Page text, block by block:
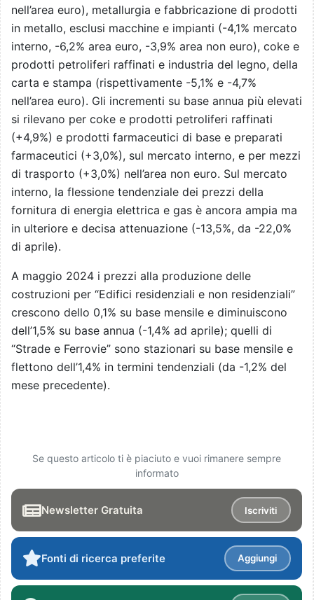
nell’area euro), metallurgia e fabbricazione di prodotti
in metallo, esclusi macchine e impianti (-4,1% mercato
interno, -6,2% area euro, -3,9% area non euro), coke e
prodotti petroliferi raffinati e industria del legno, della
carta e stampa (rispettivamente -5,1% e -4,7%
nell’area euro). Gli incrementi su base annua più elevati
si rilevano per coke e prodotti petroliferi raffinati
(+4,9%) e prodotti farmaceutici di base e preparati
farmaceutici (+3,0%), sul mercato interno, e per mezzi
di trasporto (+3,0%) nell’area non euro. Sul mercato
interno, la flessione tendenziale dei prezzi della
fornitura di energia elettrica e gas è ancora ampia ma
in ulteriore e decisa attenuazione (-13,5%, da -22,0%
di aprile).
A maggio 2024 i prezzi alla produzione delle
costruzioni per “Edifici residenziali e non residenziali”
crescono dello 0,1% su base mensile e diminuiscono
dell’1,5% su base annua (-1,4% ad aprile); quelli di
“Strade e Ferrovie” sono stazionari su base mensile e
flettono dell’1,4% in termini tendenziali (da -1,2% del
mese precedente).
Se questo articolo ti è piaciuto e vuoi rimanere sempre
informato
Newsletter Gratuita Iscriviti
Fonti di ricerca preferite Aggiungi